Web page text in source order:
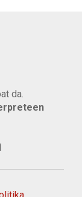
da.